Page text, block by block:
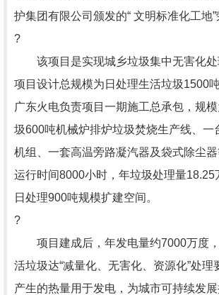
护集团有限公司颁发的“ 文明标准化工地”
?
该项目是实现城乡垃圾集中无害化处
项目设计总规模为日处理生活垃圾1500
广东火电负责项目一期施工总承包，规
圾600吨机械炉排炉垃圾焚烧生产线、一
机组、一套高温旁路凝汽器及袋式除尘
运行时间8000小时，年垃圾处理量18.25
日处理900吨规模扩建空间。
?
项目建成后，年发电量约7000万度，
活垃圾达“减量化、无害化、资源化”处理
产生的热量用于发电，为城市可持续发